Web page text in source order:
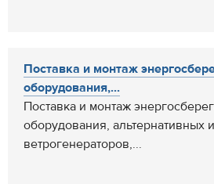
Поставка и монтаж
оборудования,...
Поставка и монтаж
оборудования, альтернативных
ветрогенераторов,...